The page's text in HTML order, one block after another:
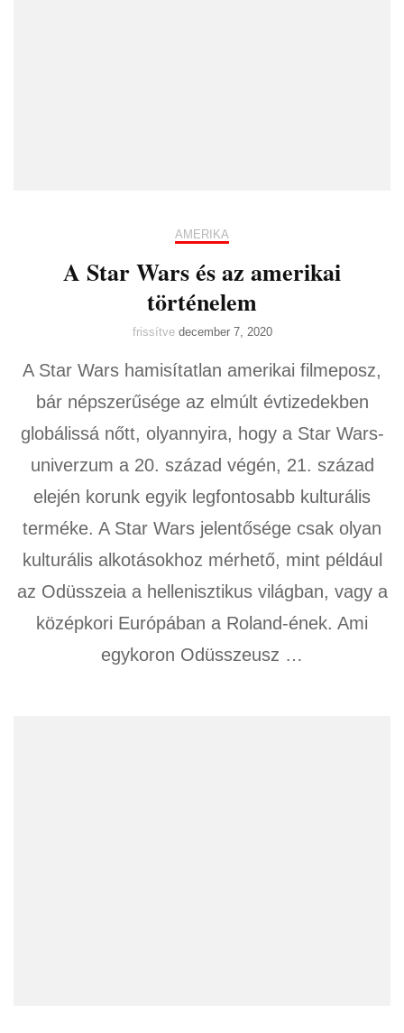
AMERIKA
A Star Wars és az amerikai
történelem
frissítve december 7, 2020
A Star Wars hamisítatlan amerikai filmeposz,
bár népszerűsége az elmúlt évtizedekben
globálissá nőtt, olyannyira, hogy a Star Wars-
univerzum a 20. század végén, 21. század
elején korunk egyik legfontosabb kulturális
terméke. A Star Wars jelentősége csak olyan
kulturális alkotásokhoz mérhető, mint például
az Odüsszeia a hellenisztikus világban, vagy a
középkori Európában a Roland-ének. Ami
egykoron Odüsszeusz …